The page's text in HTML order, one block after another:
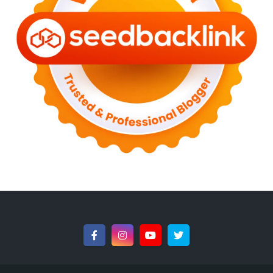
December 2022 (6)
September 2022
►
August 2022(11)
►
July 2022 (7)
►June 2022
April 2022 (4)
March 2022(2)
February 2022
January 2022
(2)
(82)
December 2021(9)
(4)
►August 2021(2)